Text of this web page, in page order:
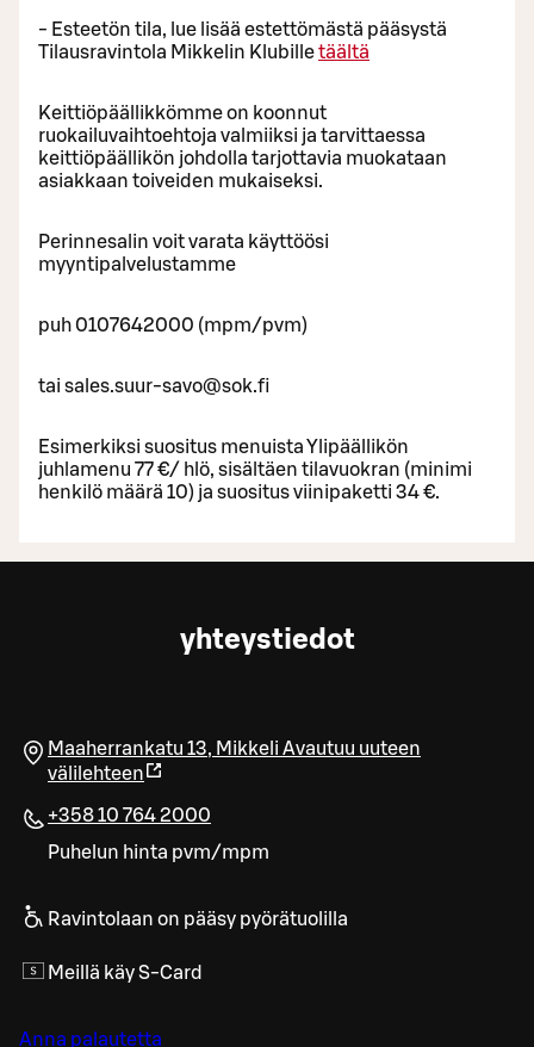
- Esteetön tila, lue lisää estettömästä pääsystä
Tilausravintola Mikkelin Klubilletäältä
Keittiöpäällikkömme on koonnut
ruokailuvaihtoehtoja valmiiksi ja tarvittaessa
keittiöpäällikön johdolla tarjottavia muokataan
asiakkaan toiveiden mukaiseksi.
Perinnesalin voit varata käyttöösi
myyntipalvelustamme
puh 0107642000 (mpm/pvm)
tai sales.suur-savo@sok.fi
Esimerkiksi suositus menuista Ylipäällikön
juhlamenu 77 €/ hlö, sisältäen tilavuokran (minimi
henkilö määrä 10) ja suositus viinipaketti 34 €.
yhteystiedot
Maaherrankatu 13, Mikkeli Avautuu uuteen
välilehteen
+358 10 764 2000
Puhelun hinta pvm/mpm
Ravintolaan on pääsy pyörätuolilla
Meillä käy S-Card
Anna palautetta